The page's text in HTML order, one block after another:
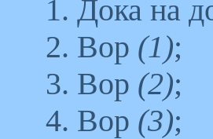
1. Дока на
2. Вор (1);
3. Вор (2);
4. Вор (3);